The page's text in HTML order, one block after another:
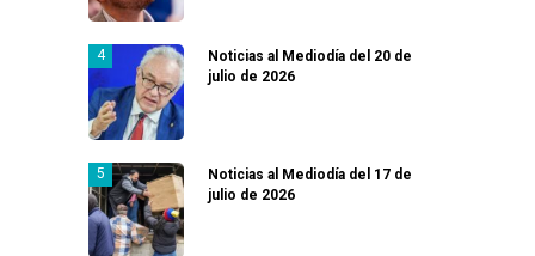
Noticias al Mediodía del 20 de
julio de 2026
Noticias al Mediodía del 17 de
julio de 2026